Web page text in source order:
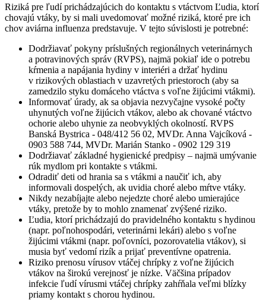
Riziká pre ľudí prichádzajúcich do kontaktu s vtáctvom Ľudia, ktorí
chovajú vtáky, by si mali uvedomovať možné riziká, ktoré pre ich
chov aviárna influenza predstavuje. V tejto súvislosti je potrebné:
Dodržiavať pokyny príslušných regionálnych veterinárnych
a potravinových správ (RVPS), najmä pokiaľ ide o potrebu
kŕmenia a napájania hydiny v interiéri a držať hydinu
v rizikových oblastiach v uzavretých priestoroch (aby sa
zamedzilo styku domáceho vtáctva s voľne žijúcimi vtákmi).
Informovať úrady, ak sa objavia nezvyčajne vysoké počty
uhynutých voľne žijúcich vtákov, alebo ak chované vtáctvo
ochorie alebo uhynie za neobvyklých okolností. RVPS
Banská Bystrica - 048/412 56 02, MVDr. Anna Vajcíková -
0903 588 744, MVDr. Marián Stanko - 0902 129 319
Dodržiavať základné hygienické predpisy – najmä umývanie
rúk mydlom pri kontakte s vtákmi.
Odradiť deti od hrania sa s vtákmi a naučiť ich, aby
informovali dospelých, ak uvidia choré alebo mŕtve vtáky.
Nikdy nezabíjajte alebo nejedzte choré alebo umierajúce
vtáky, pretože by to mohlo znamenať zvýšené riziko.
Ľudia, ktorí prichádzajú do pravidelného kontaktu s hydinou
(napr. poľnohospodári, veterinárni lekári) alebo s voľne
žijúcimi vtákmi (napr. poľovníci, pozorovatelia vtákov), si
musia byť vedomí rizík a prijať preventívne opatrenia.
Riziko prenosu vírusov vtáčej chrípky z voľne žijúcich
vtákov na širokú verejnosť je nízke. Väčšina prípadov
infekcie ľudí vírusmi vtáčej chrípky zahŕňala veľmi blízky
priamy kontakt s chorou hydinou.